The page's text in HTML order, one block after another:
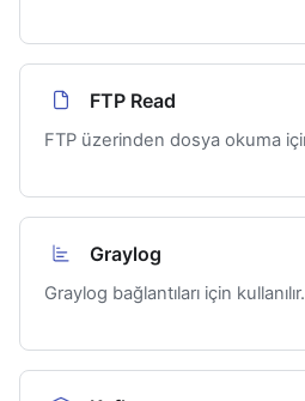
FTP Read
FTP üzerinden dosya okuma
Graylog
Graylog bağlantıları için kullanılır.